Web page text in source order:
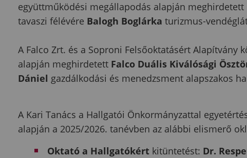
együttműködési megállapodás alapján meghirdetett
tavaszi félévére Balogh Boglárka turizmus-
A Falco Zrt. és a Soproni Felsőoktatásért
alapján meghirdetett Falco Duális Kiválósági
Dániel gazdálkodási és menedzsment alapszakos
A Kari Tanács a Hallgatói Önkormányzattal
alapján a 2025/2026. tanévben az alábbi elismerő
Oktató a Hallgatókért kitüntetést: Dr.